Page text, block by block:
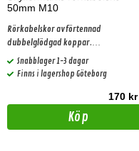
50mm M10
Rörkabelskor av förtennad
dubbelglödgad koppar.
4st/förpackning.
Snabblager 1-3 dagar
Finns i lagershop Göteborg
170 kr
Köp